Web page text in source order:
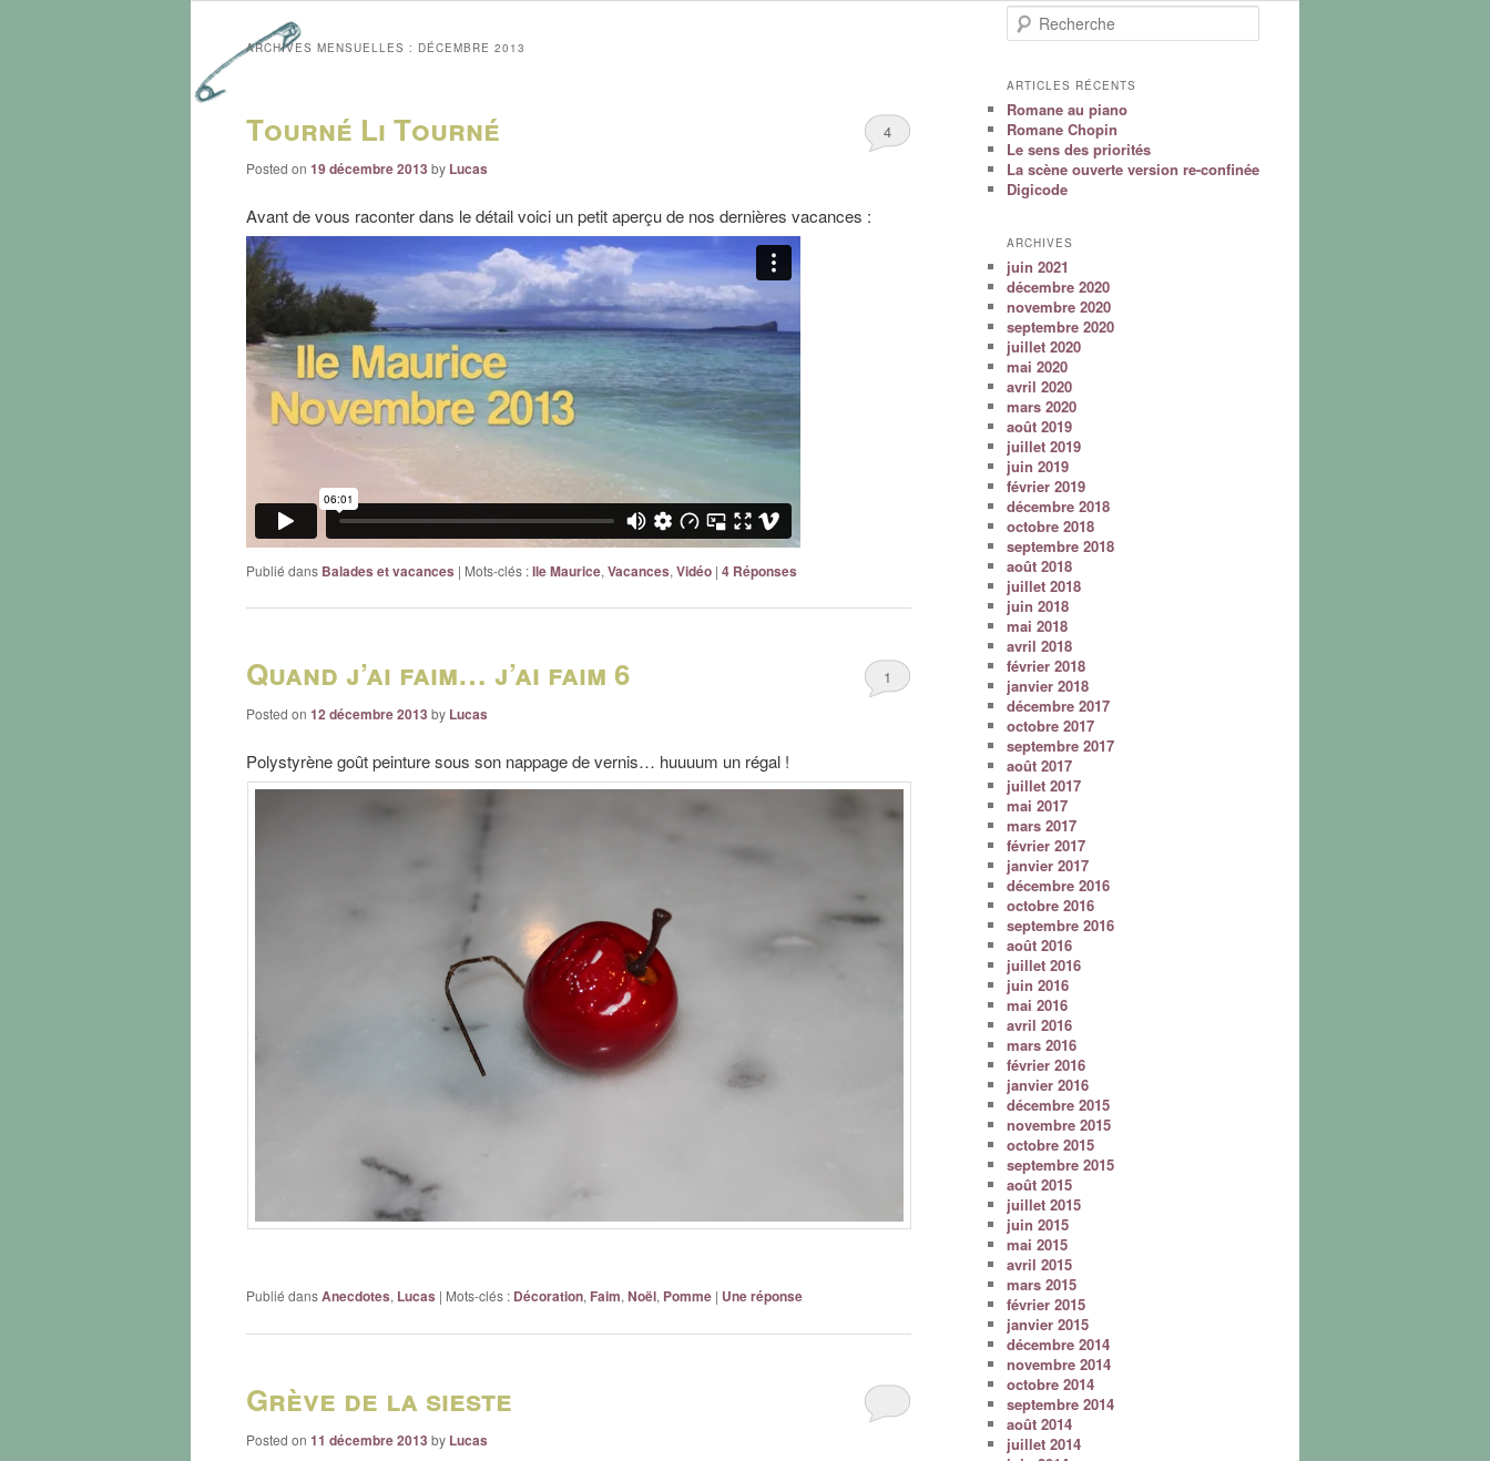
ARCHIVES MENSUELLES : DÉCEMBRE 2013
Tourné Li Tourné
Posted on 19 décembre 2013 by Lucas
4
Avant de vous raconter dans le détail voici un petit aperçu de nos dernières vacances :
Publié dans Balades et vacances | Mots-clés :Ile Maurice, Vacances, Vidéo | 4 Réponses
Quand j’ai faim… j’ai faim 6
Posted on 12 décembre 2013 by Lucas
1
Polystyrène goût peinture sous son nappage de vernis… huuuum un régal !
Publié dansAnecdotes, Lucas | Mots-clés : Décoration, Faim, Noël, Pomme | Uneréponse
Grève de la sieste
Posted on 11 décembre 2013 by Lucas
Recherche
ARTICLES RÉCENTS
Romane au piano
Romane Chopin
Le sens des priorités
La scène ouverte version re-confinée
Digicode
ARCHIVES
juin 2021
décembre 2020
novembre 2020
septembre 2020
juillet 2020
mai 2020
avril 2020
mars 2020
août 2019
juillet 2019
juin 2019
février 2019
décembre 2018
octobre 2018
septembre 2018
août 2018
juillet 2018
juin 2018
mai 2018
avril 2018
février 2018
janvier 2018
décembre 2017
octobre 2017
septembre 2017
août 2017
juillet 2017
mai 2017
mars 2017
février 2017
janvier 2017
décembre 2016
octobre 2016
septembre 2016
août 2016
juillet 2016
juin 2016
mai 2016
avril 2016
mars 2016
février 2016
janvier 2016
décembre 2015
novembre 2015
octobre 2015
septembre 2015
août 2015
juillet 2015
juin 2015
mai 2015
avril 2015
mars 2015
février 2015
janvier 2015
décembre 2014
novembre 2014
octobre 2014
septembre 2014
août 2014
juillet 2014